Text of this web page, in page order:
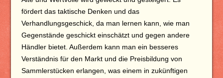
fördert das taktische Denken und das
Verhandlungsgeschick, da man lernen kann, wie man
Gegenstände geschickt einschätzt und gegen andere
Händler bietet. Außerdem kann man ein besseres
Verständnis für den Markt und die Preisbildung von
Sammlerstücken erlangen, was einem in zukünftigen